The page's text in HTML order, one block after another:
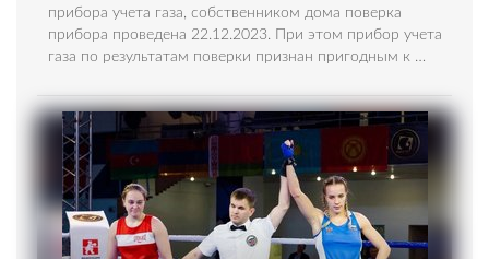
прибора учета газа, собственником дома поверка
прибора проведена 22.12.2023. При этом прибор учета
газа по результатам поверки признан пригодным к …